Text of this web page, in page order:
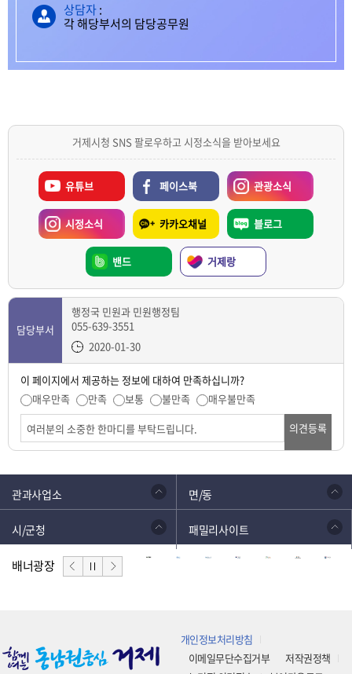
상담자:
각 해당부서의 담당공무원
거제시청 SNS 팔로우하고 시정소식을 받아보세요
유튜브 페이스북 관광소식
시정소식 카카오채널 블로그
밴드 거제랑
담당부서
행정국 민원과 민원행정팀
055-639-3551
2020-01-30
이 페이지에서 제공하는 정보에 대하여 만족하십니까?
매우만족
만족 보통 불만족
매우불만족
의견등록
관과사업소 면/동
시/군청 패밀리사이트
배너광장
개인정보처리방침
이메일무단수집거부
저작권정책